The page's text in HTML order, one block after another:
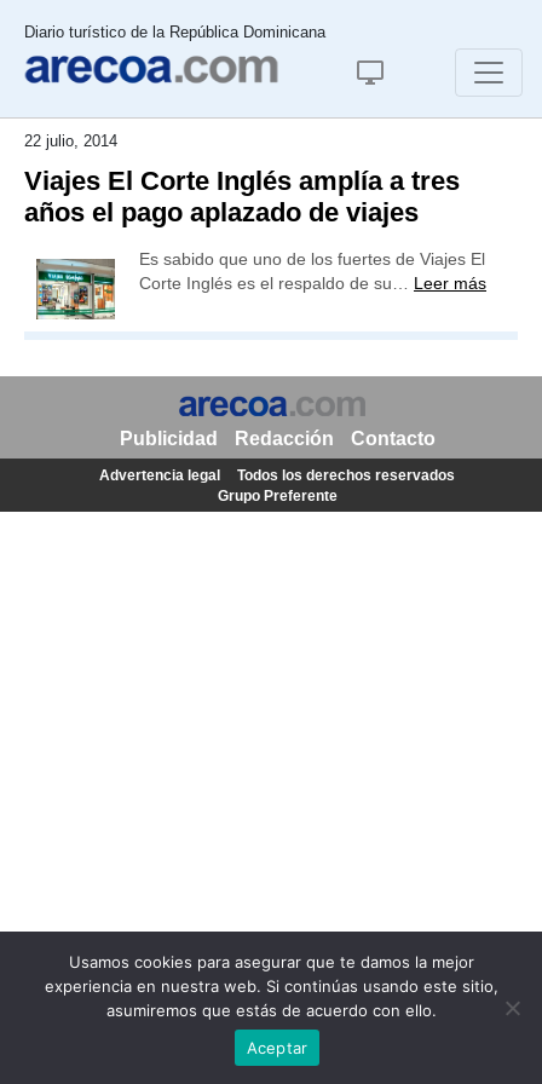
Diario turístico de la República Dominicana
22 julio, 2014
Viajes El Corte Inglés amplía a tres
años el pago aplazado de viajes
Es sabido que uno de los fuertes de Viajes El
Corte Inglés es el respaldo de su… Leer más
Usamos cookies para asegurar que te damos la mejor
experiencia en nuestra web. Si continúas usando este sitio,
asumiremos que estás de acuerdo con ello.
Aceptar
Publicidad Redacción Contacto
Advertencia legal
Todos los derechos reservados
Grupo Preferente